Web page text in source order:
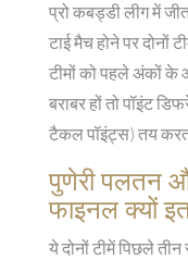
प्रो कबड्डी लीग में
टाई मैच होने पर
टीमों को पहले अंकों के
बराबर हों तो पॉइंट
टैकल पॉइंट्स) तय
पुणेरी पलतन
फाइनल क्यों
ये दोनों टीमें पिछले